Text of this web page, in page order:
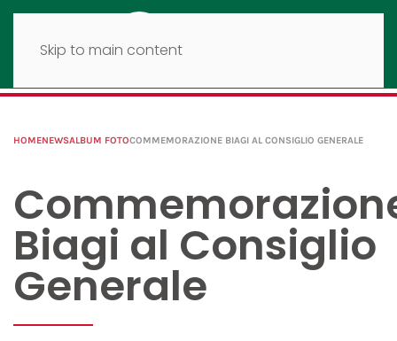
Skip to main content
HOMENEWSALBUM FOTOCOMMEMORAZIONE BIAGI AL CONSIGLIO GENERALE
Biagi al Consiglio
Generale